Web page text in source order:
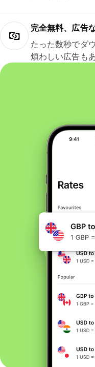
完全無料、広告
たった数秒でダ
煩わしい広告も